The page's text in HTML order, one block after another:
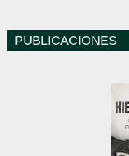
PUBLICACIONES